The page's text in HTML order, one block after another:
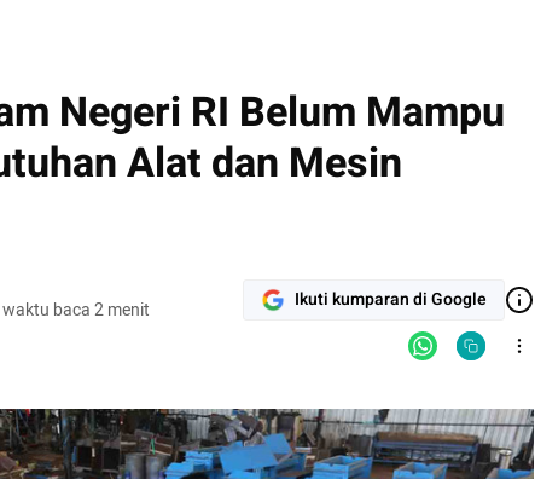
Negeri RI Belum Mampu
Alat dan Mesin
waktu baca 2 menit Ikuti kumparan di Google